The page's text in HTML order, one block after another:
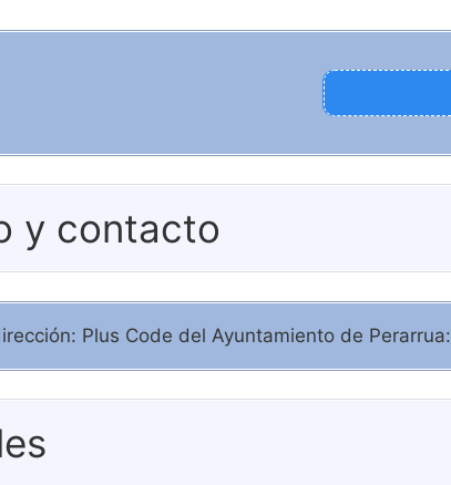
y contacto
Plus Code del Ayuntamiento de Perarrua: